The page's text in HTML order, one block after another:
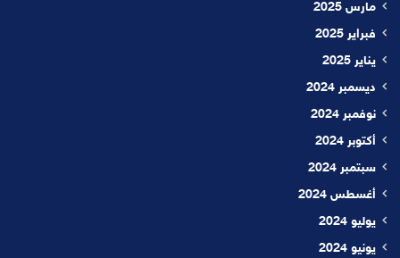
مارس 2025
فبراير 2025
يناير 2025
ديسمبر 2024
نوفمبر 2024
أكتوبر 2024
سبتمبر 2024
أغسطس 2024
يوليو 2024
يونيو 2024